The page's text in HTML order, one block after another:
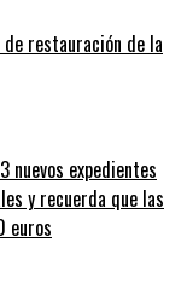
restauración de la
nuevos expedientes
y recuerda que las
euros